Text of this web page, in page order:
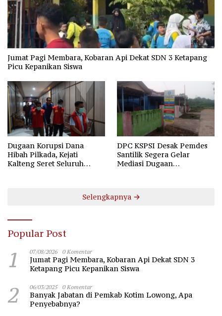
Jumat Pagi Membara, Kobaran Api Dekat SDN 3 Ketapang
Picu Kepanikan Siswa
Dugaan Korupsi Dana
Hibah Pilkada, Kejati
Kalteng Seret Seluruh
DPC KSPSI Desak Pemdes
Santilik Segera Gelar
Mediasi Dugaan
Selengkapnya
Popular Post
1 07/08/2026 0 Komentar
Jumat Pagi Membara, Kobaran Api Dekat SDN 3
Ketapang Picu Kepanikan Siswa
2 06/03/2025 0 Komentar
Banyak Jabatan di Pemkab Kotim Lowong, Apa
Penyebabnya?